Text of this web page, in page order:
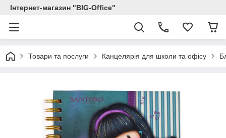
Інтернет-магазин "BIG-Office"
Товари та послуги Канцелярія для школи та офісу